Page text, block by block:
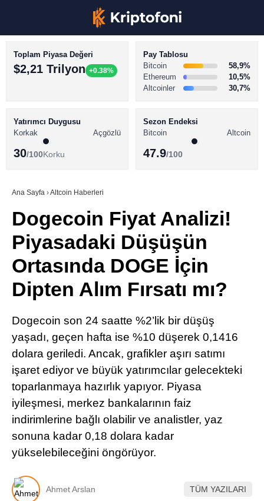
Youtube
TikTok
Pinterest
Telegram
BİTCOİN HABERLERİ
ALTCOİN HABERLERİ
SÖZLÜK
Toplam Piyasa Değeri
$2,21 Trilyon +0.38%
Pay Tablosu
Bitcoin
58,9%
Ethereum
10,5%
Altcoinler
30,7%
Yatırımcı Duygusu
Korkak
Açgözlü
30/100Korku
Sezon Endeksi
Bitcoin
Altcoin
47.9/100
Ana Sayfa ›Altcoin Haberleri
Dogecoin Fiyat Analizi!
Piyasadaki Düşüşün
Ortasında DOGE İçin
Dipten Alım Fırsatı mı?
Dogecoin son 24 saatte %2’lik bir düşüş
yaşadı, geçen hafta ise %10 düşerek 0,1416
dolara geriledi. Ancak, grafikler aşırı satımı
işaret ediyor ve büyük yatırımcılar gelecekteki
toparlanmaya hazırlık yapıyor. Piyasa
iyileşmesi, merkez bankalarının faiz
indirimlerine bağlı olabilir ve analistler, yaz
sonuna kadar 0,18 dolara kadar
yükselebileceğini öngörüyor.
Ahmet Arslan TÜM YAZILARI